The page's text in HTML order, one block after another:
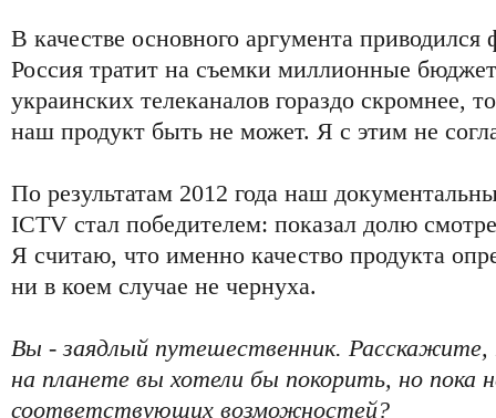
В качестве основного аргумента
Россия тратит на съемки миллионные
украинских телеканалов гораздо скромнее,
наш продукт быть не может. Я с этим не
По результатам 2012 года наш
ICTV стал победителем: показал долю
Я считаю, что именно качество продукта
ни в коем случае не чернуха.
Вы - заядлый путешественник.
на планете вы хотели бы покорить, но пока
соответствующих возможностей?